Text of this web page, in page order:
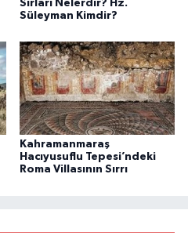
Sırları Nelerdir? Hz.
Süleyman Kimdir?
Kahramanmaraş
Hacıyusuflu Tepesi’ndeki
Roma Villasının Sırrı